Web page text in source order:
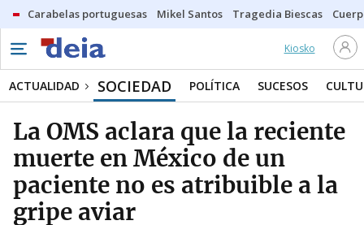
Carabelas portuguesas Mikel Santos Tragedia Biescas
Kiosko
ACTUALIDAD SOCIEDAD POLÍTICA SUCESOS
La OMS aclara que la reciente
muerte en México de un
paciente no es atribuible a la
gripe aviar